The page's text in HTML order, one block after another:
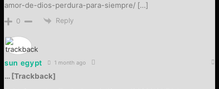
amor-de-dios-perdura-para-siempre/ […]
0 Reply
sun egypt 1 month ago
… [Trackback]